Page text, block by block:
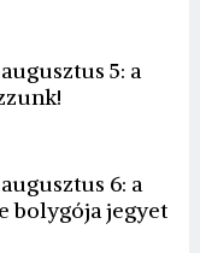
5: a
6: a
bolygója jegyet